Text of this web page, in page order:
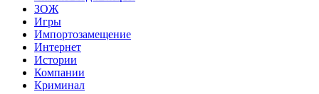
ЗОЖ
Игры
Импортозамещение
Интернет
Истории
Компании
Криминал